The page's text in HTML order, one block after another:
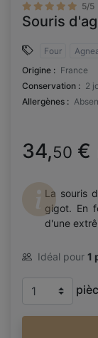
5/5
Souris
Four
Origine : France
Conservation : 2
Allergènes :
34,50 €
La souris
gigot. En
d'une
Idéal pour 1